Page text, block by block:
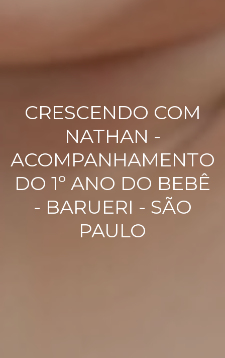
CRESCENDO COM
NATHAN -
ACOMPANHAMENTO
DO 1º ANO DO BEBÊ
- BARUERI - SÃO
PAULO